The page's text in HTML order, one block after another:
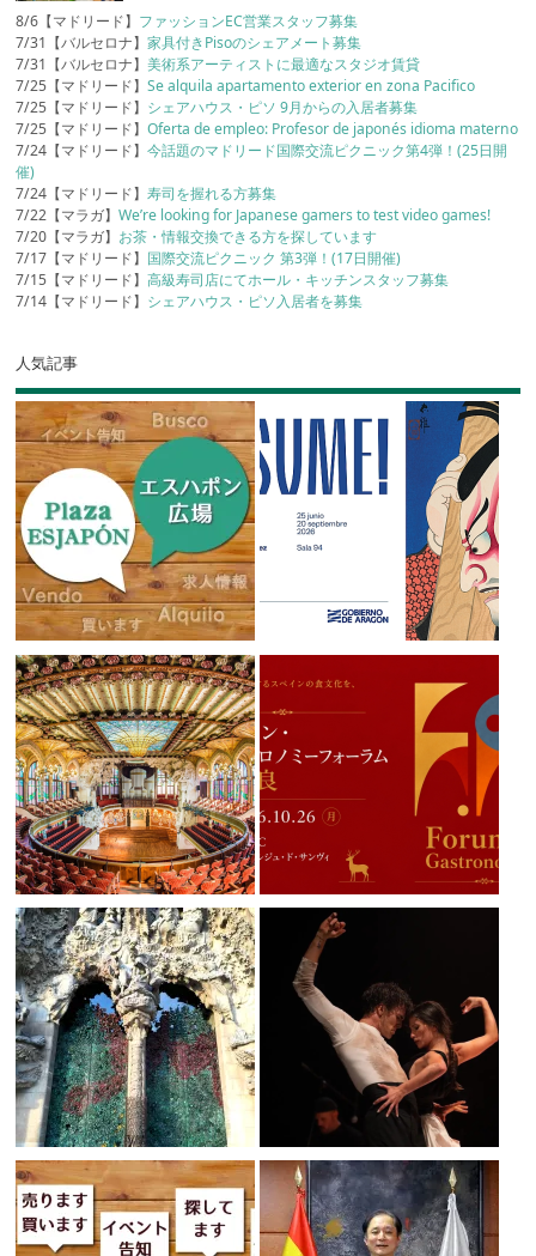
8/6【マドリード】 ファッションEC営業スタッフ募集
7/31【バルセロナ】家具付きPisoのシェアメート募集
7/31【バルセロナ】美術系アーティストに最適なスタジオ賃貸
7/25【マドリード】Se alquila apartamento exterior en zona Pacifico
7/25【マドリード】 シェアハウス・ピソ 9月からの入居者募集
7/25【マドリード】Oferta de empleo: Profesor de japonés idioma materno
7/24【マドリード】今話題のマドリード国際交流ピクニック第4弾！(25日開
催)
7/24【マドリード】寿司を握れる方募集
7/22【マラガ】We’re looking for Japanese gamers to test video games!
7/20【マラガ】 お茶・情報交換できる方を探しています
7/17【マドリード】 国際交流ピクニック 第3弾！(17日開催)
7/15【マドリード】高級寿司店にてホール・キッチンスタッフ募集
7/14【マドリード】 シェアハウス・ピソ入居者を募集
人気記事